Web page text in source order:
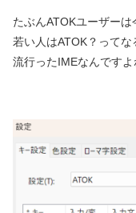
たぶんATOKユーザーは
若い人はATOK？って
流行ったIMEなんですよ